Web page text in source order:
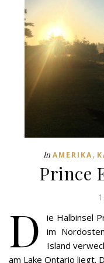
In AMERIKA,
Prince
D
ie Halbinsel
im
Island
am Lake Ontario liegt.